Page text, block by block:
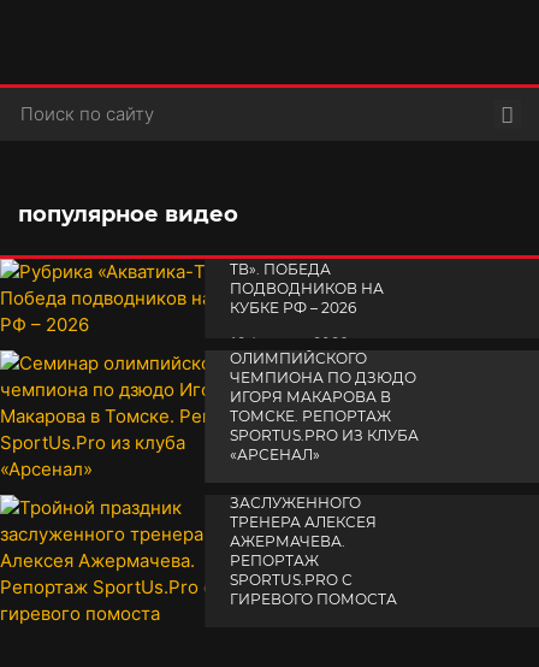
популярное видео
TВ». ПОБЕДА
ПОДВОДНИКОВ НА
КУБКЕ РФ – 2026
19 февраля 2026
СЕМИНАР
ОЛИМПИЙСКОГО
ЧЕМПИОНА ПО ДЗЮДО
ИГОРЯ МАКАРОВА В
ТОМСКЕ. РЕПОРТАЖ
SPORTUS.PRO ИЗ КЛУБА
«АРСЕНАЛ»
ЗАСЛУЖЕННОГО
ТРЕНЕРА АЛЕКСЕЯ
АЖЕРМАЧЕВА.
РЕПОРТАЖ
SPORTUS.PRO С
ГИРЕВОГО ПОМОСТА